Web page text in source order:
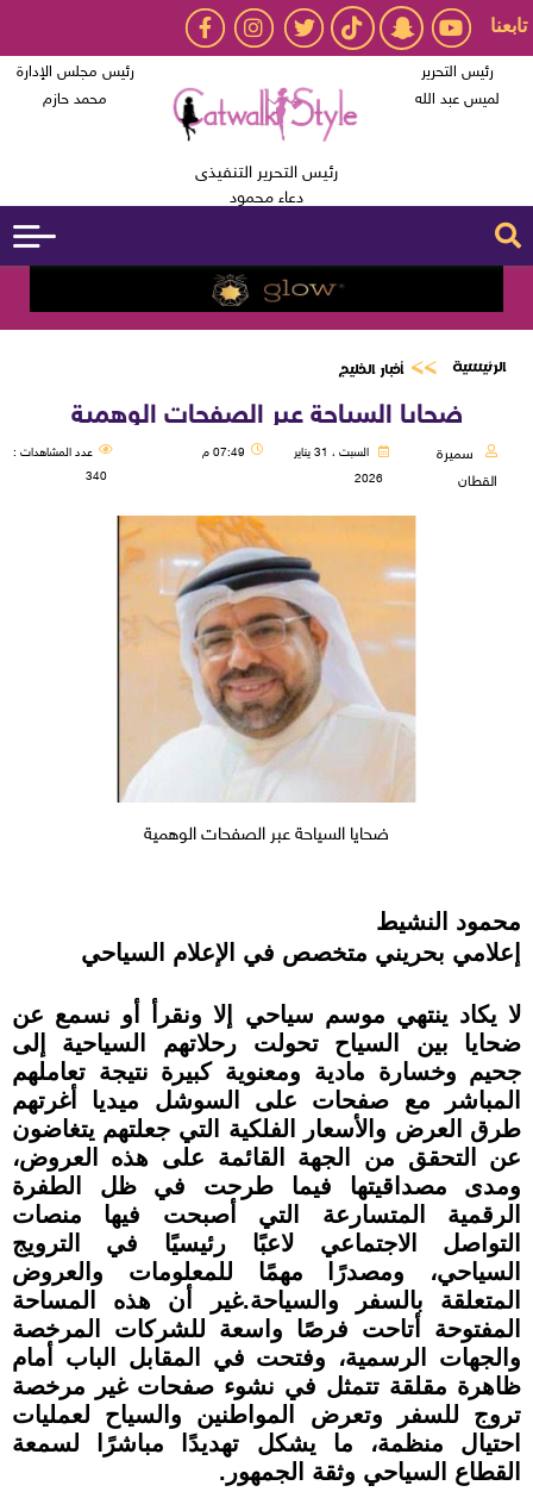
تابعنا
رئيس التحرير
لميس عبد الله
رئيس التحرير التنفيذى
دعاء محمود
رئيس مجلس الإدارة
محمد حازم
الرئيسية أخبار الخليج
ضحايا السياحة عبر الصفحات الوهمية
سميرة
القطان
السبت ، 31 يناير
2026
07:49 م
عدد المشاهدات :
340
ضحايا السياحة عبر الصفحات الوهمية
محمود النشيط
إعلامي بحريني متخصص في الإعلام السياحي
لا يكاد ينتهي موسم سياحي إلا ونقرأ أو نسمع عن
ضحايا بين السياح تحولت رحلاتهم السياحية إلى
جحيم وخسارة مادية ومعنوية كبيرة نتيجة تعاملهم
المباشر مع صفحات على السوشل ميديا أغرتهم
طرق العرض والأسعار الفلكية التي جعلتهم يتغاضون
عن التحقق من الجهة القائمة على هذه العروض،
ومدى مصداقيتها فيما طرحت في ظل الطفرة
الرقمية المتسارعة التي أصبحت فيها منصات
التواصل الاجتماعي لاعبًا رئيسيًا في الترويج
السياحي، ومصدرًا مهمًا للمعلومات والعروض
المتعلقة بالسفر والسياحة.غير أن هذه المساحة
المفتوحة أتاحت فرصًا واسعة للشركات المرخصة
والجهات الرسمية، وفتحت في المقابل الباب أمام
ظاهرة مقلقة تتمثل في نشوء صفحات غير مرخصة
تروج للسفر وتعرض المواطنين والسياح لعمليات
احتيال منظمة، ما يشكل تهديدًا مباشرًا لسمعة
القطاع السياحي وثقة الجمهور.